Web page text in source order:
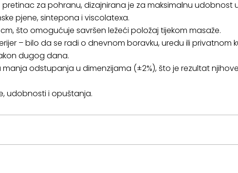
pretinac za pohranu, dizajnirana je za maksimalnu udobnost
pjene, sintepona i viscolatexa.
cm, što omogućuje savršen ležeći položaj tijekom masaže.
– bilo da se radi o dnevnom boravku, uredu ili privatnom
dugog dana.
odstupanja u dimenzijama (±2%), što je rezultat
udobnosti i opuštanja.